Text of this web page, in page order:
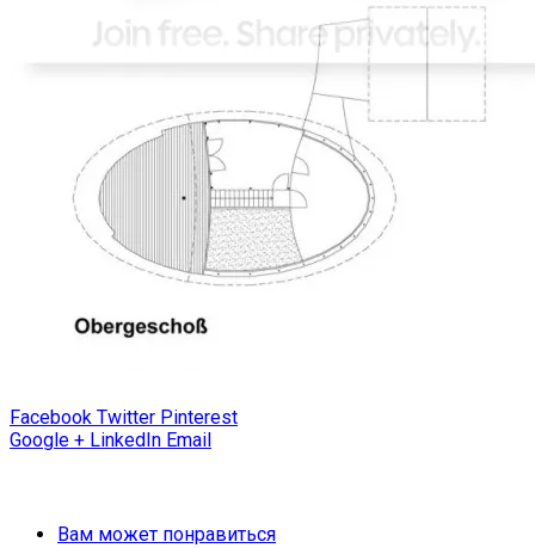
Facebook Twitter Pinterest
Google + LinkedIn Email
Вам может понравиться